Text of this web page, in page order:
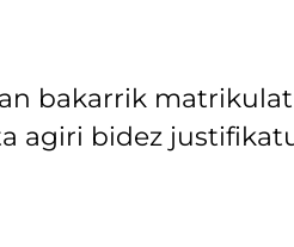
bakarrik
agiri bidez